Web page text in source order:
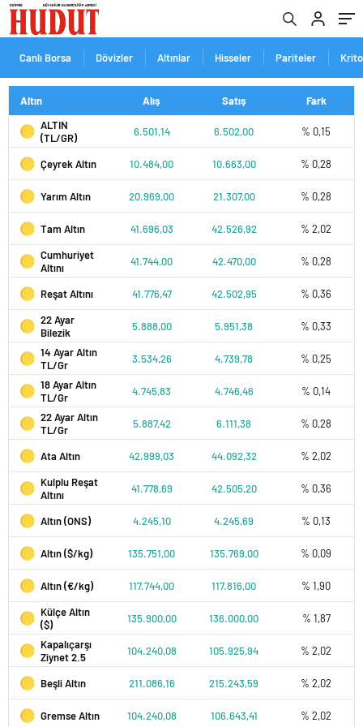
Canlı Borsa Dövizler Altınlar Hisseler Pariteler
Altın Alış Satış
Fark
ALTIN
(TL/GR)
6.501,14 6.502,00 % 0,15
Çeyrek Altın 10.484,00 10.663,00 % 0,28
Yarım Altın 20.969,00 21.307,00 % 0,28
Tam Altın 41.696,03 42.526,92
% 2,02
Cumhuriyet
Altını
41.744,00 42.470,00 % 0,28
Reşat Altını 41.776,47 42.502,95
% 0,36
22 Ayar
Bilezik
5.888,00 5.951,38
% 0,33
14 Ayar Altın
TL/Gr
3.534,26 4.739,78
% 0,25
18 Ayar Altın
TL/Gr
4.745,83 4.746,46
% 0,14
22 Ayar Altın
TL/Gr
5.887,42 6.111,38 % 0,28
Ata Altın 42.999,03 44.092,32
% 2,02
Kulplu Reşat
Altını
41.778,69 42.505,20 % 0,36
Altın (ONS) 4.245,10 4.245,69 % 0,13
Altın ($/kg) 135.751,00 135.769,00 % 0,09
Altın (€/kg) 117.744,00 117.816,00
% 1,90
Külçe Altın
($)
135.900,00 136.000,00
% 1,87
Kapalıçarşı
Ziynet 2.5
104.240,08 105.925,94 % 2,02
Beşli Altın 211.086,16 215.243,59 % 2,02
Gremse Altın 104.240,08 106.643,41 % 2,02